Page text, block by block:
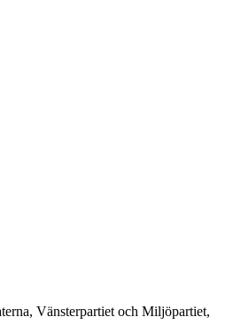
Vänsterpartiet och Miljöpartiet,